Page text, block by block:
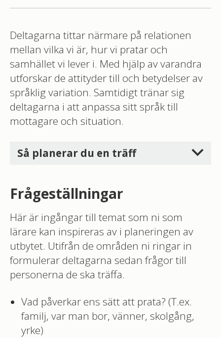
Deltagarna tittar närmare på relationen
mellan vilka vi är, hur vi pratar och
samhället vi lever i. Med hjälp av varandra
utforskar de attityder till och betydelser av
språklig variation. Samtidigt tränar sig
deltagarna i att anpassa sitt språk till
mottagare och situation.
Så planerar du en träff
Frågeställningar
Här är ingångar till temat som ni som
lärare kan inspireras av i planeringen av
utbytet. Utifrån de områden ni ringar in
formulerar deltagarna sedan frågor till
personerna de ska träffa.
Vad påverkar ens sätt att prata? (T.ex.
familj, var man bor, vänner, skolgång,
yrke)